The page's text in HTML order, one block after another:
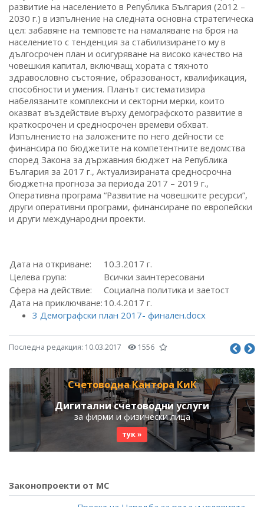
развитие на населението в Република България (2012 –
2030 г.) в изпълнение на следната основна стратегическа
цел: забавяне на темповете на намаляване на броя на
населението с тенденция за стабилизирането му в
дългосрочен план и осигуряване на високо качество на
човешкия капитал, включващ хората с тяхното
здравословно състояние, образованост, квалификация,
способности и умения. Планът систематизира
набелязаните комплексни и секторни мерки, които
оказват въздействие върху демографското развитие в
краткосрочен и средносрочен времеви обхват.
Изпълнението на заложените по него дейности се
финансира по бюджетите на компетентните ведомства
според Закона за държавния бюджет на Република
България за 2017 г., Актуализираната средносрочна
бюджетна прогноза за периода 2017 – 2019 г.,
Оперативна програма “Развитие на човешките ресурси”,
други оперативни програми, финансиране по европейски
и други международни проекти.
Дата на откриване:
10.3.2017 г.
Целева група:
Всички заинтересовани
Сфера на действие:
Социална политика и заетост
Дата на приключване: 10.4.2017 г.
3 Демографски план 2017- финален.docx
Последна редакция: 10.03.2017 1556
Счетоводна Кантора КиК
Дигитални счетоводни услуги
за фирми и физически лица
тук »
Законопроекти от МС